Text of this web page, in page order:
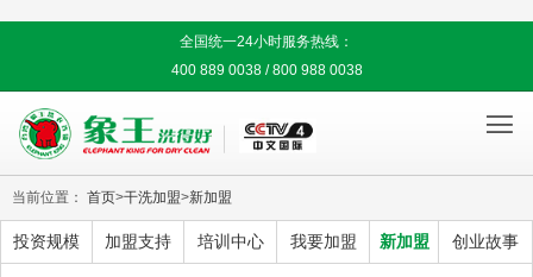
全国统一24小时服务热线：
400 889 0038 / 800 988 0038

当前位置： 首页>干洗加盟>新加盟
投资规模 加盟支持 培训中心 我要加盟 新加盟 创业故事